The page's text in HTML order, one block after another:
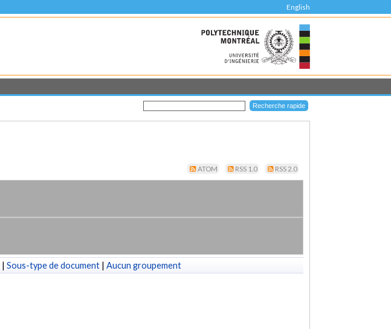
English
ATOM RSS 1.0 RSS 2.0
| Sous-type de document | Aucun groupement